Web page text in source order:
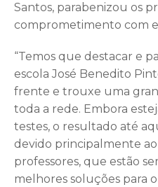
Santos, parabenizou os
comprometimento com
“Temos que destacar e
escola José Benedito
frente e trouxe uma
toda a rede. Embora
testes, o resultado até
devido principalmente
professores, que estão
melhores soluções para